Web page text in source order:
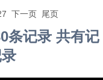
下一页 尾页
条记录 共有记